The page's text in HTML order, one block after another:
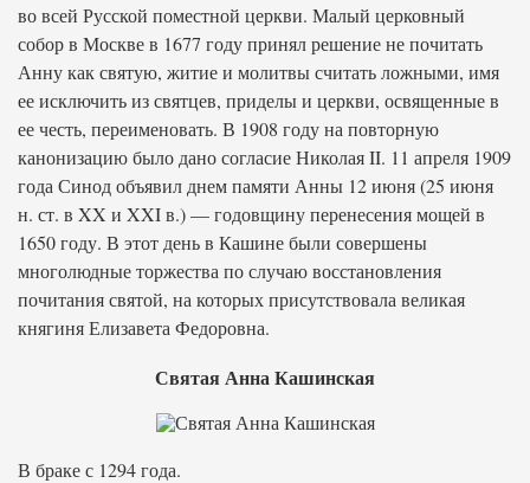
во всей Русской поместной церкви. Малый церковный
собор в Москве в 1677 году принял решение не почитать
Анну как святую, житие и молитвы считать ложными, имя
ее исключить из святцев, приделы и церкви, освященные в
ее честь, переименовать. В 1908 году на повторную
канонизацию было дано согласие Николая II. 11 апреля 1909
года Синод объявил днем памяти Анны 12 июня (25 июня
н. ст. в XX и XXI в.) — годовщину перенесения мощей в
1650 году. В этот день в Кашине были совершены
многолюдные торжества по случаю восстановления
почитания святой, на которых присутствовала великая
княгиня Елизавета Федоровна.
Святая Анна Кашинская
В браке с 1294 года.